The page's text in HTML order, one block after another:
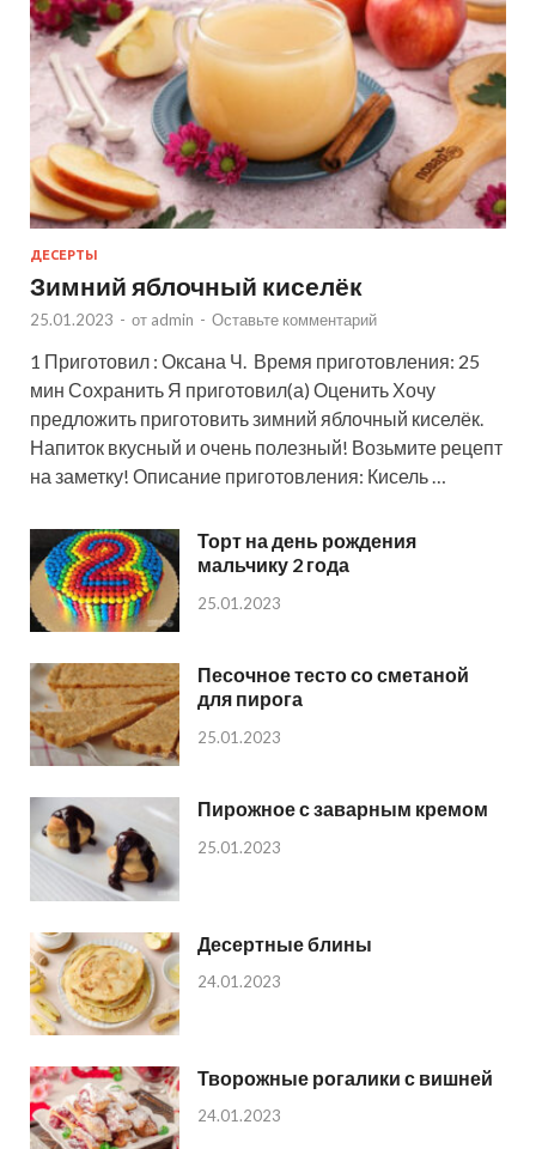
ДЕСЕРТЫ
Зимний яблочный киселёк
25.01.2023 - от admin - Оставьте комментарий
1 Приготовил : Оксана Ч. Время приготовления: 25
мин Сохранить Я приготовил(а) Оценить Хочу
предложить приготовить зимний яблочный киселёк.
Напиток вкусный и очень полезный! Возьмите рецепт
на заметку! Описание приготовления: Кисель …
Торт на день рождения
мальчику 2 года
25.01.2023
Песочное тесто со сметаной
для пирога
25.01.2023
Пирожное с заварным кремом
25.01.2023
Десертные блины
24.01.2023
Творожные рогалики с вишней
24.01.2023